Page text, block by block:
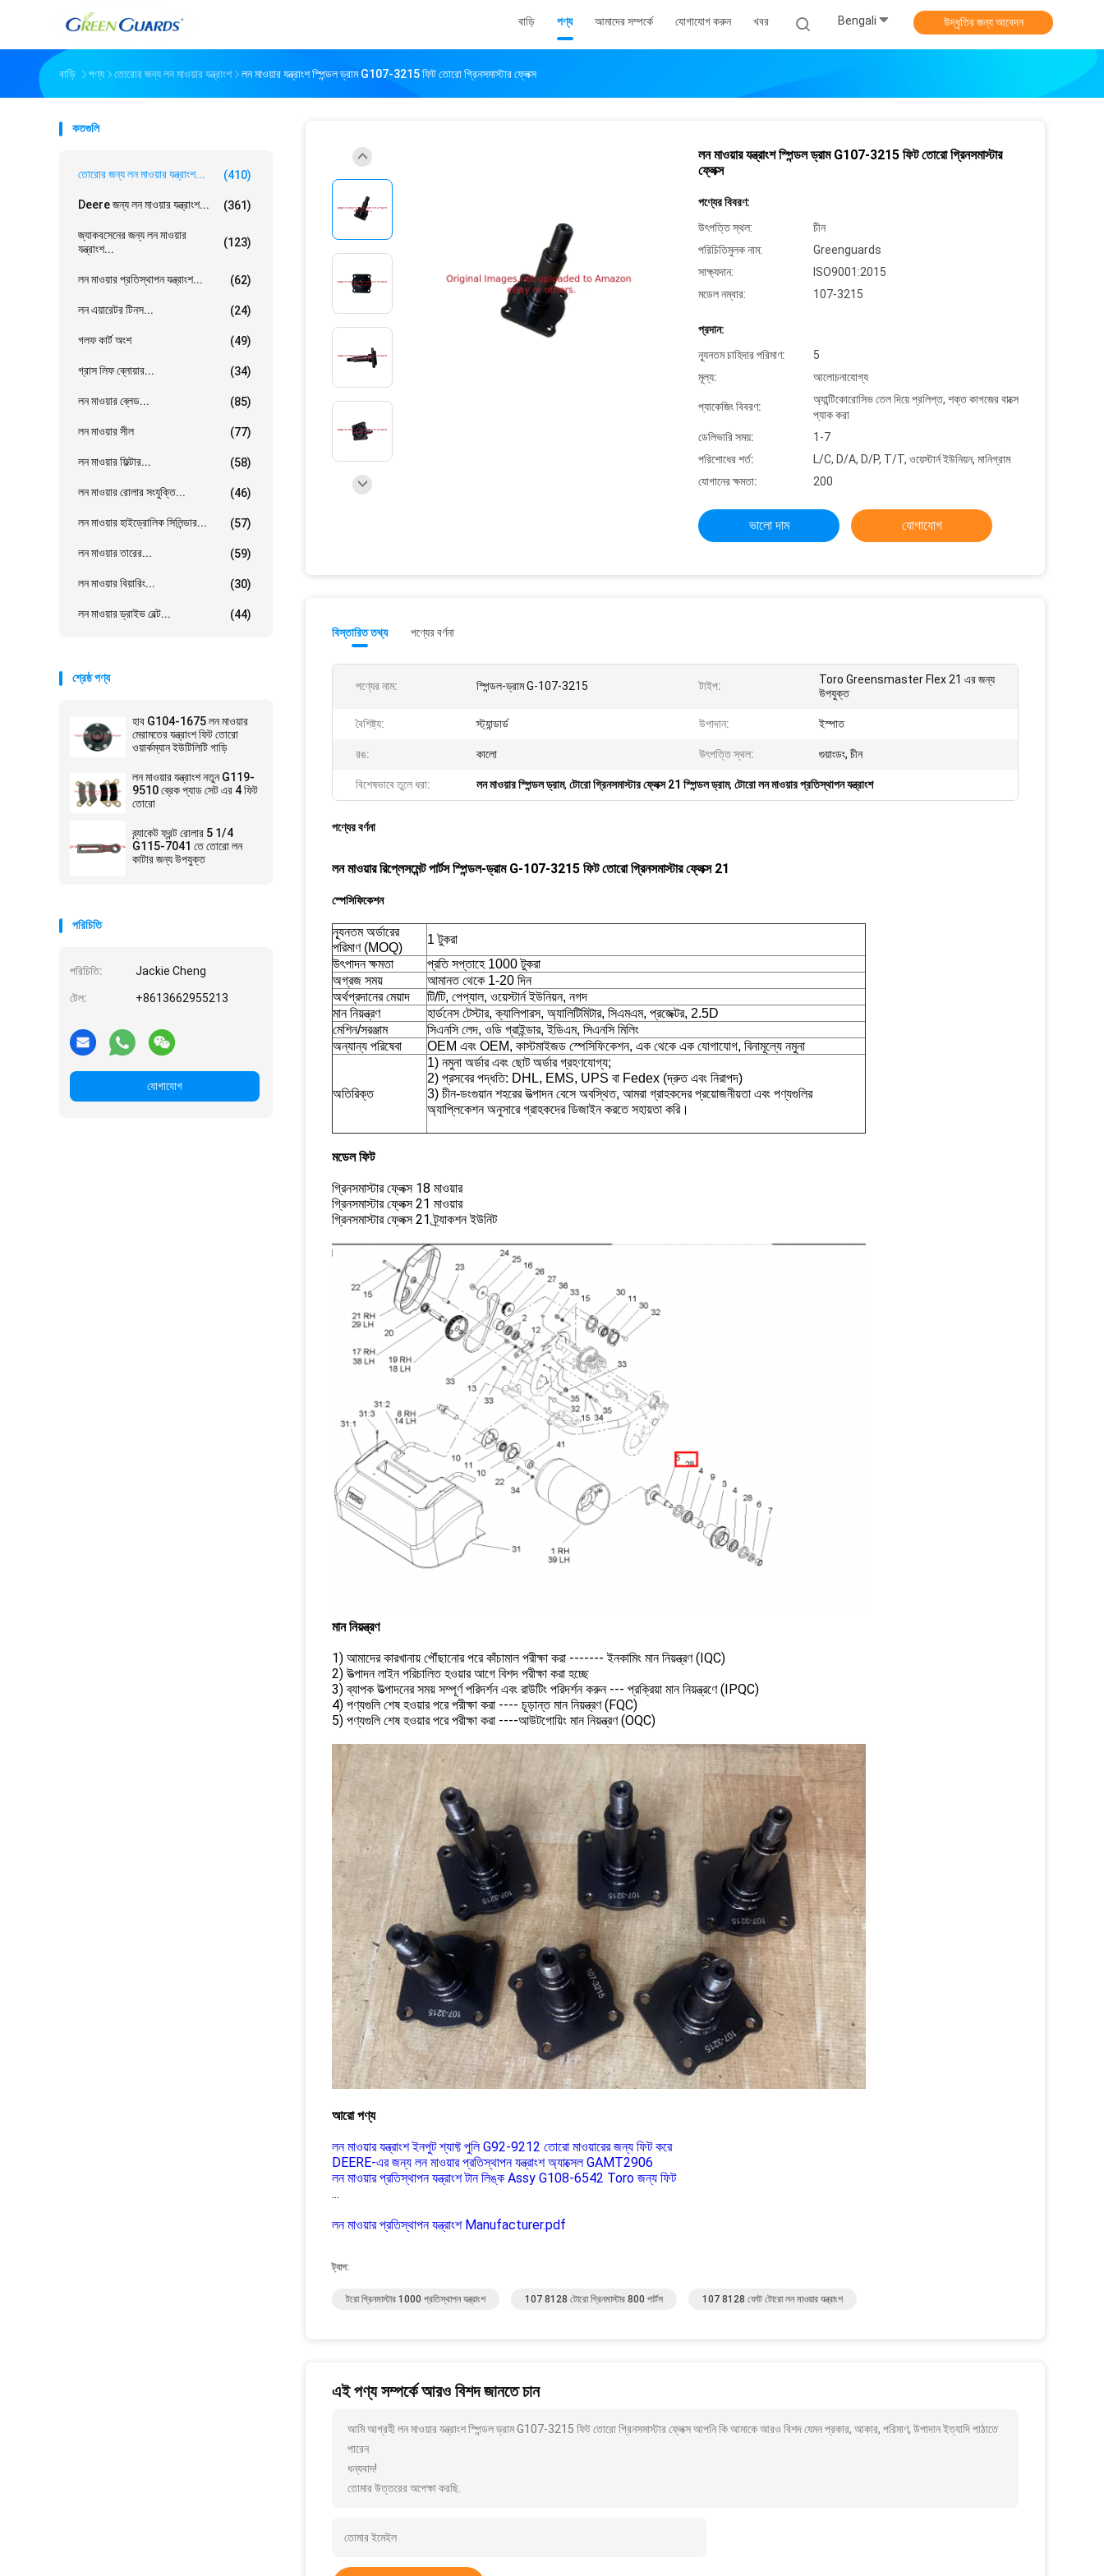
বাড়ি পণ্য আমাদের সম্পর্কে যোগাযোগ করুন খবর Bengali উদ্ধৃতির জন্য আবেদন
বাড়ি পণ্য তোরোর জন্য লন মাওয়ার যন্ত্রাংশ লন মাওয়ার যন্ত্রাংশ স্পিন্ডল ড্রাম G107-3215 ফিট তোরো গ্রিনসমাস্টার ফ্লেক্স
কতগুলি
তোরোর জন্য লন মাওয়ার যন্ত্রাংশ... (410)
Deere জন্য লন মাওয়ার যন্ত্রাংশ... (361)
জ্যাকবসেনের জন্য লন মাওয়ার
যন্ত্রাংশ...
(123)
লন মাওয়ার প্রতিস্থাপন যন্ত্রাংশ... (62)
লন এয়ারেটর টিনস... (24)
গলফ কার্ট অংশ (49)
গ্রাস লিফ ব্লোয়ার... (34)
লন মাওয়ার ব্লেড... (85)
লন মাওয়ার সীল (77)
লন মাওয়ার ফিল্টার... (58)
লন মাওয়ার রোলার সংযুক্তি... (46)
লন মাওয়ার হাইড্রোলিক সিলিন্ডার... (57)
লন মাওয়ার তারের... (59)
লন মাওয়ার বিয়ারিং... (30)
লন মাওয়ার ড্রাইভ বেল্ট... (44)
শ্রেষ্ঠ পণ্য
হাব G104-1675 লন মাওয়ার
মেরামতের যন্ত্রাংশ ফিট তোরো
ওয়ার্কম্যান ইউটিলিটি গাড়ি
লন মাওয়ার যন্ত্রাংশ নতুন G119-
9510 ব্রেক প্যাড সেট এর 4 ফিট
তোরো
ব্র্যাকেট ফ্রন্ট রোলার 5 1/4
G115-7041 তে তোরো লন
কাটার জন্য উপযুক্ত
পরিচিতি
পরিচিতি: Jackie Cheng
টেল: +8613662955213
যোগাযোগ
লন মাওয়ার যন্ত্রাংশ স্পিন্ডল ড্রাম G107-3215 ফিট তোরো গ্রিনসমাস্টার
ফ্লেক্স
পণ্যের বিবরণ:
উৎপত্তি স্থল:
চীন
পরিচিতিমুলক নাম:
Greenguards
সাক্ষ্যদান:
ISO9001:2015
মডেল নম্বার:
107-3215
প্রদান:
ন্যূনতম চাহিদার পরিমাণ:
5
মূল্য:
আলোচনাযোগ্য
প্যাকেজিং বিবরণ:
অ্যান্টিকোরোসিভ তেল দিয়ে প্রলিপ্ত, শক্ত কাগজের বাক্সে
প্যাক করা
ডেলিভারি সময়:
1-7
পরিশোধের শর্ত:
L/C, D/A, D/P, T/T, ওয়েস্টার্ন ইউনিয়ন, মানিগ্রাম
যোগানের ক্ষমতা:
200
ভালো দাম যোগাযোগ
বিস্তারিত তথ্য পণ্যের বর্ণনা
পণ্যের নাম: স্পিন্ডল-ড্রাম G-107-3215 টাইপ:
Toro Greensmaster Flex 21 এর জন্য
উপযুক্ত
বৈশিষ্ট্য: স্ট্যান্ডার্ড উপাদান: ইস্পাত
রঙ: কালো উৎপত্তি স্থল: গুয়াংডং, চীন
বিশেষভাবে তুলে ধরা: লন মাওয়ার স্পিন্ডল ড্রাম, টোরো গ্রিনসমাস্টার ফ্লেক্স 21 স্পিন্ডল ড্রাম, টোরো লন মাওয়ার প্রতিস্থাপন যন্ত্রাংশ
পণ্যের বর্ণনা
লন মাওয়ার রিপ্লেসমেন্ট পার্টস স্পিন্ডল-ড্রাম G-107-3215 ফিট তোরো গ্রিনসমাস্টার ফ্লেক্স 21
স্পেসিফিকেশন
ন্যূনতম অর্ডারের
পরিমাণ (MOQ)
1 টুকরা
উৎপাদন ক্ষমতা
প্রতি সপ্তাহে 1000 টুকরা
অগ্রজ সময়
আমানত থেকে 1-20 দিন
অর্থপ্রদানের মেয়াদ
টি/টি, পেপ্যাল, ওয়েস্টার্ন ইউনিয়ন, নগদ
মান নিয়ন্ত্রণ
হার্ডনেস টেস্টার, ক্যালিপারস, অ্যালিটিমিটার, সিএমএম, প্রজেক্টর, 2.5D
মেশিন/সরঞ্জাম
সিএনসি লেদ, ওডি গ্রাইন্ডার, ইডিএম, সিএনসি মিলিং
অন্যান্য পরিষেবা
OEM এবং OEM, কাস্টমাইজড স্পেসিফিকেশন, এক থেকে এক যোগাযোগ, বিনামূল্যে নমুনা
অতিরিক্ত
1) নমুনা অর্ডার এবং ছোট অর্ডার গ্রহণযোগ্য;
2) প্রসবের পদ্ধতি: DHL, EMS, UPS বা Fedex (দ্রুত এবং নিরাপদ)
3) চীন-ডংগুয়ান শহরের উত্পাদন বেসে অবস্থিত, আমরা গ্রাহকদের প্রয়োজনীয়তা এবং পণ্যগুলির
অ্যাপ্লিকেশন অনুসারে গ্রাহকদের ডিজাইন করতে সহায়তা করি।
মডেল ফিট
গ্রিনসমাস্টার ফ্লেক্স 18 মাওয়ার
গ্রিনসমাস্টার ফ্লেক্স 21 মাওয়ার
গ্রিনসমাস্টার ফ্লেক্স 21 ট্র্যাকশন ইউনিট
মান নিয়ন্ত্রণ
1) আমাদের কারখানায় পৌঁছানোর পরে কাঁচামাল পরীক্ষা করা ------- ইনকামিং মান নিয়ন্ত্রণ (IQC)
2) উত্পাদন লাইন পরিচালিত হওয়ার আগে বিশদ পরীক্ষা করা হচ্ছে
3) ব্যাপক উত্পাদনের সময় সম্পূর্ণ পরিদর্শন এবং রাউটিং পরিদর্শন করুন --- প্রক্রিয়া মান নিয়ন্ত্রণে (IPQC)
4) পণ্যগুলি শেষ হওয়ার পরে পরীক্ষা করা ---- চূড়ান্ত মান নিয়ন্ত্রণ (FQC)
5) পণ্যগুলি শেষ হওয়ার পরে পরীক্ষা করা ----আউটগোয়িং মান নিয়ন্ত্রণ (OQC)
আরো পণ্য
লন মাওয়ার যন্ত্রাংশ ইনপুট শ্যাফ্ট পুলি G92-9212 তোরো মাওয়ারের জন্য ফিট করে
DEERE-এর জন্য লন মাওয়ার প্রতিস্থাপন যন্ত্রাংশ অ্যাক্সেল GAMT2906
লন মাওয়ার প্রতিস্থাপন যন্ত্রাংশ টান লিঙ্ক Assy G108-6542 Toro জন্য ফিট
...
লন মাওয়ার প্রতিস্থাপন যন্ত্রাংশ Manufacturer.pdf
ট্যাগ:
টরো গ্রিনমাস্টার 1000 প্রতিস্থাপন যন্ত্রাংশ 107 8128 টোরো গ্রিনমাস্টার 800 পার্টস 107 8128 ফোট টোরো লন মাওয়ার যন্ত্রাংশ
এই পণ্য সম্পর্কে আরও বিশদ জানতে চান
আমি আগ্রহী লন মাওয়ার যন্ত্রাংশ স্পিন্ডল ড্রাম G107-3215 ফিট তোরো গ্রিনসমাস্টার ফ্লেক্স আপনি কি আমাকে আরও বিশদ যেমন প্রকার, আকার, পরিমাণ, উপাদান ইত্যাদি পাঠাতে
পারেন
ধন্যবাদ!
তোমার উত্তরের অপেক্ষা করছি.